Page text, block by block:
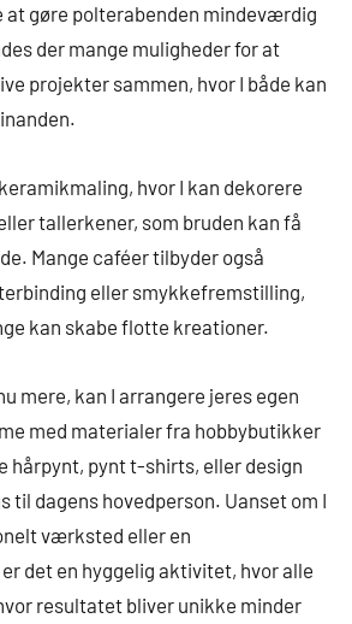
at gøre polterabenden mindeværdig
der mange muligheder for at
projekter sammen, hvor I både kan
hvor I kan dekorere
tallerkener, som bruden kan få
Mange caféer tilbyder også
eller smykkefremstilling,
kan skabe flotte kreationer.
mere, kan I arrangere jeres egen
med materialer fra hobbybutikker
hårpynt, pynt t-shirts, eller design
til dagens hovedperson. Uanset om I
værksted eller en
det en hyggelig aktivitet, hvor alle
resultatet bliver unikke minder